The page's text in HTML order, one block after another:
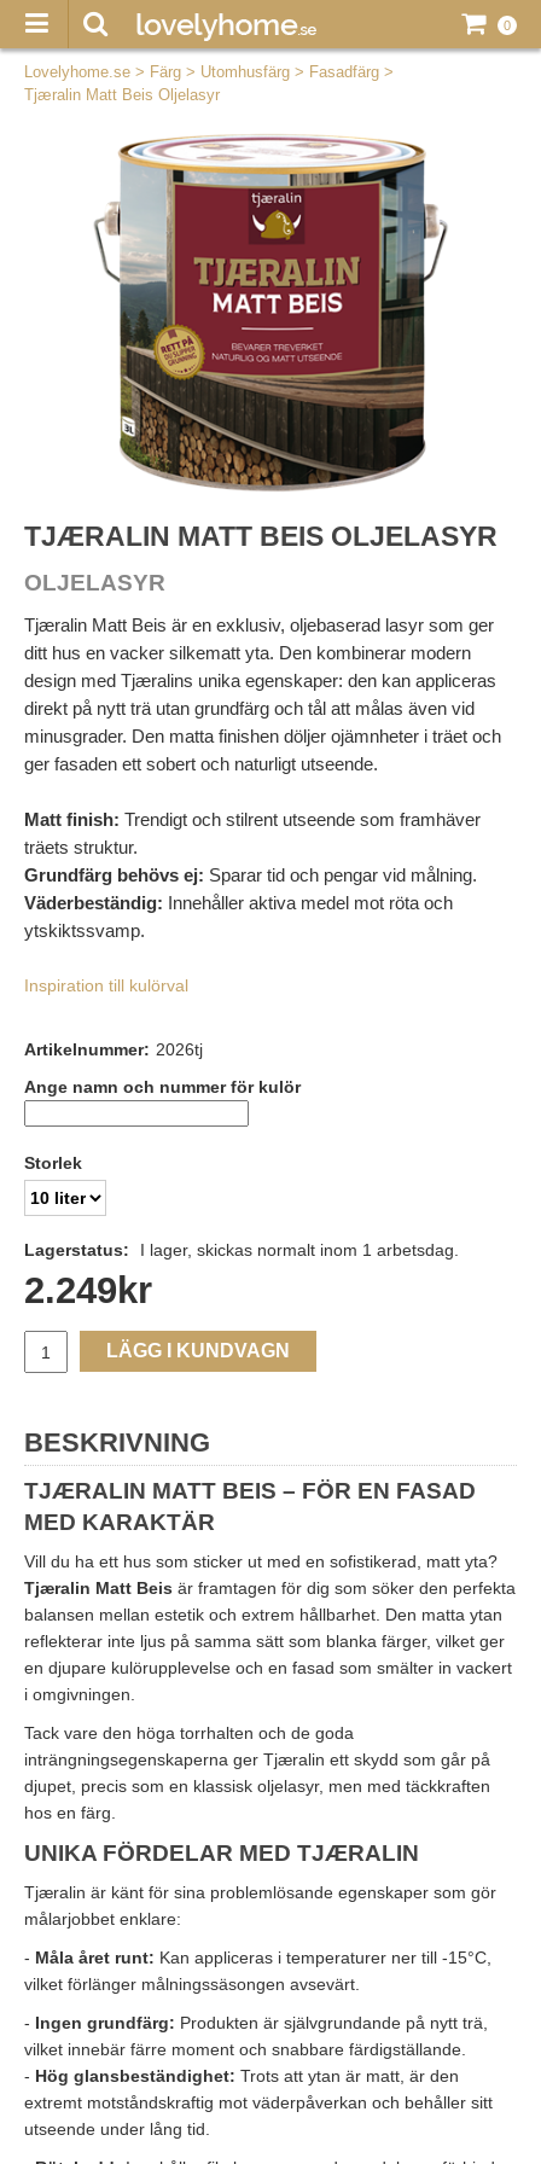
0
Lovelyhome.se > Färg > Utomhusfärg > Fasadfärg >
Tjæralin Matt Beis Oljelasyr
TJÆRALIN MATT BEIS OLJELASYR
OLJELASYR
Tjæralin Matt Beis är en exklusiv, oljebaserad lasyr som ger
ditt hus en vacker silkematt yta. Den kombinerar modern
design med Tjæralins unika egenskaper: den kan appliceras
direkt på nytt trä utan grundfärg och tål att målas även vid
minusgrader. Den matta finishen döljer ojämnheter i träet och
ger fasaden ett sobert och naturligt utseende.
Matt finish: Trendigt och stilrent utseende som framhäver
träets struktur.
Grundfärg behövs ej: Sparar tid och pengar vid målning.
Väderbeständig: Innehåller aktiva medel mot röta och
ytskiktssvamp.
Inspiration till kulörval
Artikelnummer: 2026tj
Ange namn och nummer för kulör
Storlek
Lagerstatus: I lager, skickas normalt inom 1 arbetsdag.
2.249 kr
LÄGG I KUNDVAGN
BESKRIVNING
TJÆRALIN MATT BEIS – FÖR EN FASAD
MED KARAKTÄR
Vill du ha ett hus som sticker ut med en sofistikerad, matt yta?
Tjæralin Matt Beis är framtagen för dig som söker den perfekta
balansen mellan estetik och extrem hållbarhet. Den matta ytan
reflekterar inte ljus på samma sätt som blanka färger, vilket ger
en djupare kulörupplevelse och en fasad som smälter in vackert
i omgivningen.
Tack vare den höga torrhalten och de goda
inträngningsegenskaperna ger Tjæralin ett skydd som går på
djupet, precis som en klassisk oljelasyr, men med täckkraften
hos en färg.
UNIKA FÖRDELAR MED TJÆRALIN
Tjæralin är känt för sina problemlösande egenskaper som gör
målarjobbet enklare:
- Måla året runt: Kan appliceras i temperaturer ner till -15°C,
vilket förlänger målningssäsongen avsevärt.
- Ingen grundfärg: Produkten är självgrundande på nytt trä,
vilket innebär färre moment och snabbare färdigställande.
- Hög glansbeständighet: Trots att ytan är matt, är den
extremt motståndskraftig mot väderpåverkan och behåller sitt
utseende under lång tid.